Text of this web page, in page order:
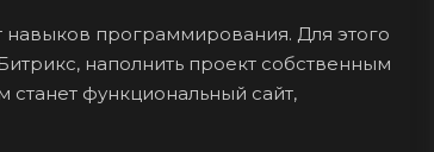
программирования. Для этого
наполнить проект собственным
станет функциональный сайт,